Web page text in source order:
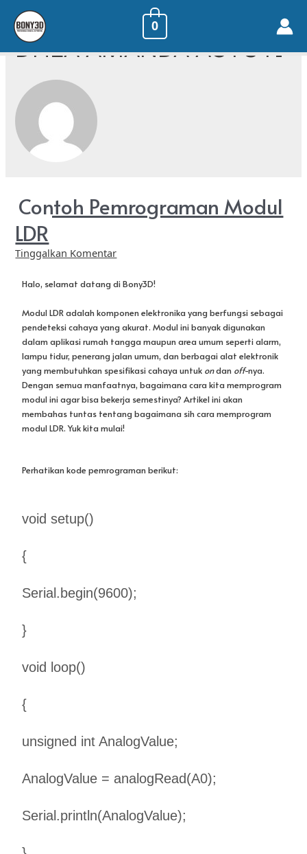
0
DHEA AMANDA ASTUTI
Contoh Pemrograman Modul
LDR
Tinggalkan Komentar
Halo, selamat datang di Bony3D!
Modul LDR adalah komponen elektronika yang berfungsi sebagai
pendeteksi cahaya yang akurat. Modul ini banyak digunakan
dalam aplikasi rumah tangga maupun area umum seperti alarm,
lampu tidur, penerang jalan umum, dan berbagai alat elektronik
yang membutuhkan spesifikasi cahaya untuk ondan off-nya.
Dengan semua manfaatnya, bagaimana cara kita memprogram
modul ini agar bisa bekerja semestinya? Artikel ini akan
membahas tuntas tentang bagaimana sih cara memprogram
modul LDR. Yuk kita mulai!
Perhatikan kode pemrograman berikut:
void setup()
{
Serial.begin(9600);
}
void loop()
{
unsigned int AnalogValue;
AnalogValue = analogRead(A0);
Serial.println(AnalogValue);